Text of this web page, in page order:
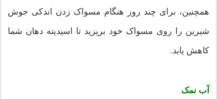
همچنین، برای چند روز هنگام مسواک زدن اندکی جوش
شیرین را روی مسواک خود بریزید تا اسیدیته دهان شما
کاهش یابد.
آب نمک